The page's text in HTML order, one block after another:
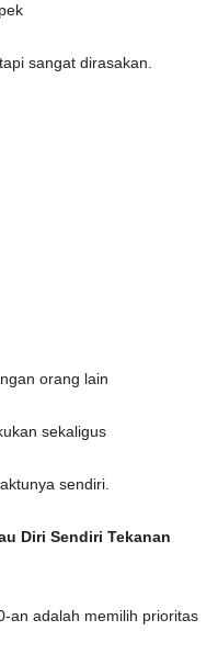
sangat dirasakan.
orang lain
sekaligus
sendiri.
Diri Sendiri Tekanan
an adalah memilih prioritas